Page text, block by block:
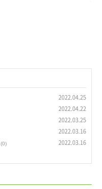
2022.04.25
2022.04.22
2022.03.25
2022.03.16
(0) 2022.03.16